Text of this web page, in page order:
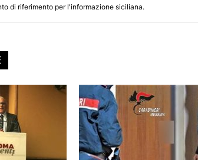
di riferimento per l'informazione siciliana.